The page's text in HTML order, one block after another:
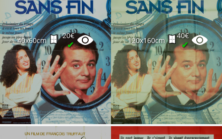
40x60cm
20€
✔ 120x160cm
40€
✔